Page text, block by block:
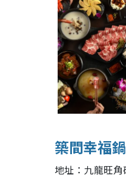
築間幸福
地址：九龍旺